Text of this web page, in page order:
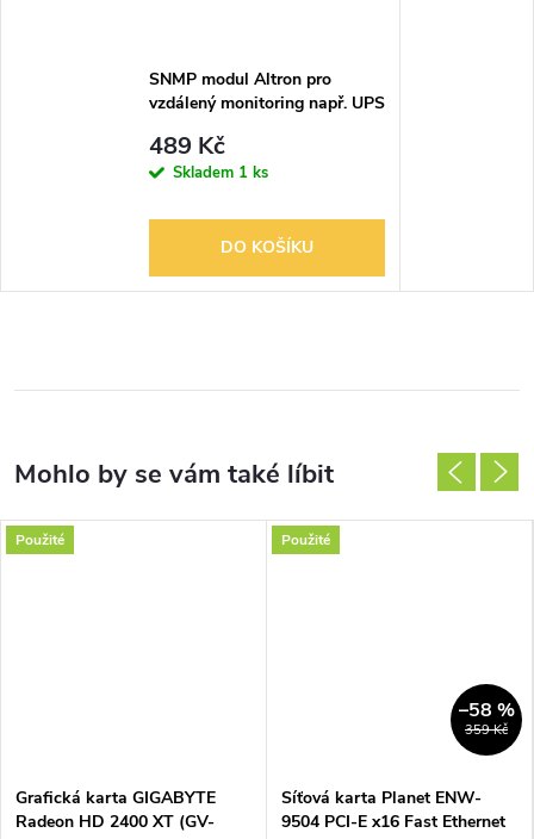
SNMP modul Altron pro
vzdálený monitoring např. UPS
489 Kč
Skladem 1 ks
DO KOŠÍKU
Použité
Grafická karta GIGABYTE
Radeon HD 2400 XT (GV-
Použité
359 Kč
–58 %
Síťová karta Planet ENW-
9504 PCI-E x16 Fast Ethernet